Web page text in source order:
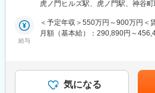
普及し、車の自動走行や無人店舗
実のものになり始めている中、半
■業務概要：
プライムベンダーとしてエンドユ
LAN 配線工事や機器設置工事にお
します。
大規模案件から小規模案件まで、
ジェクト先（東京都）住所：東京
変更の範囲：会社の定める事業所
虎ノ門ヒルズ駅、虎ノ門駅、神谷町
給与
＜予定年収＞550万円～900万円＜
月額（基本給）：290,890円～
給：年1回（1月）■賞与：年2回（
回（標準支給月数）■手当：等級手
気になる